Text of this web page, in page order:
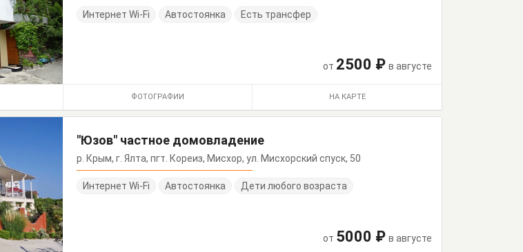
Интернет Wi-Fi Автостоянка Есть трансфер
от 2500 ₽ в августе
ФОТОГРАФИИ НА КАРТЕ
"Юзов" частное домовладение
р. Крым, г. Ялта, пгт. Кореиз, Мисхор, ул. Мисхорский спуск, 50
Интернет Wi-Fi Автостоянка Дети любого возраста
от 5000 ₽ в августе